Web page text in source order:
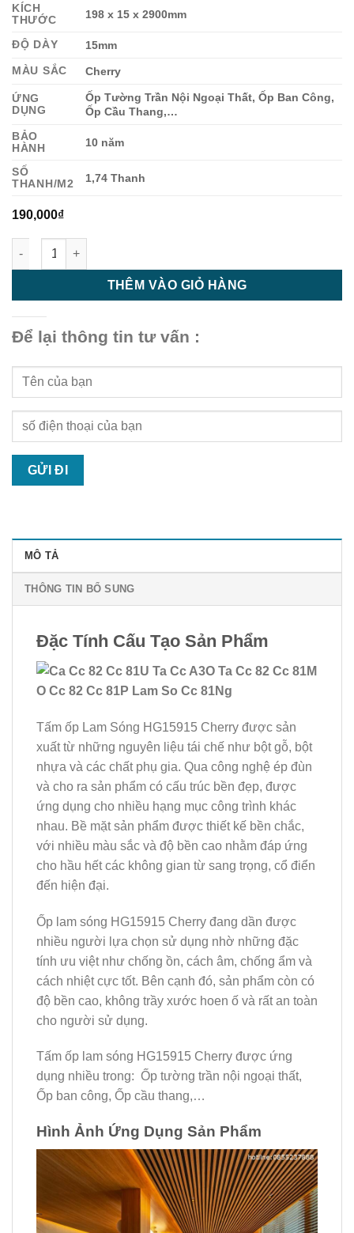
KÍCH
THƯỚC
198 x 15 x 2900mm
ĐỘ DÀY
15mm
MÀU SẮC
Cherry
ỨNG
DỤNG
Ốp Tường Trần Nội Ngoại Thất, Ốp Ban Công,
Ốp Cầu Thang,…
BẢO
HÀNH
10 năm
SỐ
THANH/M2
1,74 Thanh
190,000₫
Tấm Ốp Lam Sóng HG15915 Cherry - Ốp Lam Sóng Ngoại
THÊM VÀO GIỎ HÀNG
Để lại thông tin tư vấn :
MÔ TẢ
THÔNG TIN BỔ SUNG
Đặc Tính Cấu Tạo Sản Phẩm
Tấm ốp Lam Sóng HG15915 Cherry được sản
xuất từ những nguyên liệu tái chế như bột gỗ, bột
nhựa và các chất phụ gia. Qua công nghệ ép đùn
và cho ra sản phẩm có cấu trúc bền đẹp, được
ứng dụng cho nhiều hạng mục công trình khác
nhau. Bề mặt sản phẩm được thiết kế bền chắc,
với nhiều màu sắc và độ bền cao nhằm đáp ứng
cho hầu hết các không gian từ sang trọng, cổ điển
đến hiện đại.
Ốp lam sóng HG15915 Cherry đang dần được
nhiều người lựa chọn sử dụng nhờ những đặc
tính ưu việt như chống ồn, cách âm, chống ẩm và
cách nhiệt cực tốt. Bên cạnh đó, sản phẩm còn có
độ bền cao, không trầy xước hoen ố và rất an toàn
cho người sử dụng.
Tấm ốp lam sóng HG15915 Cherry được ứng
dụng nhiều trong: Ốp tường trần nội ngoại thất,
Ốp ban công, Ốp cầu thang,…
Hình Ảnh Ứng Dụng Sản Phẩm